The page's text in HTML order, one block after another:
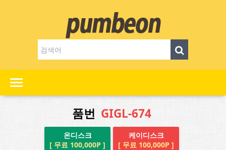
품번 GIGL-674
온디스크
[ 무료 100,000P ]
케이디스크
[ 무료 100,000P ]